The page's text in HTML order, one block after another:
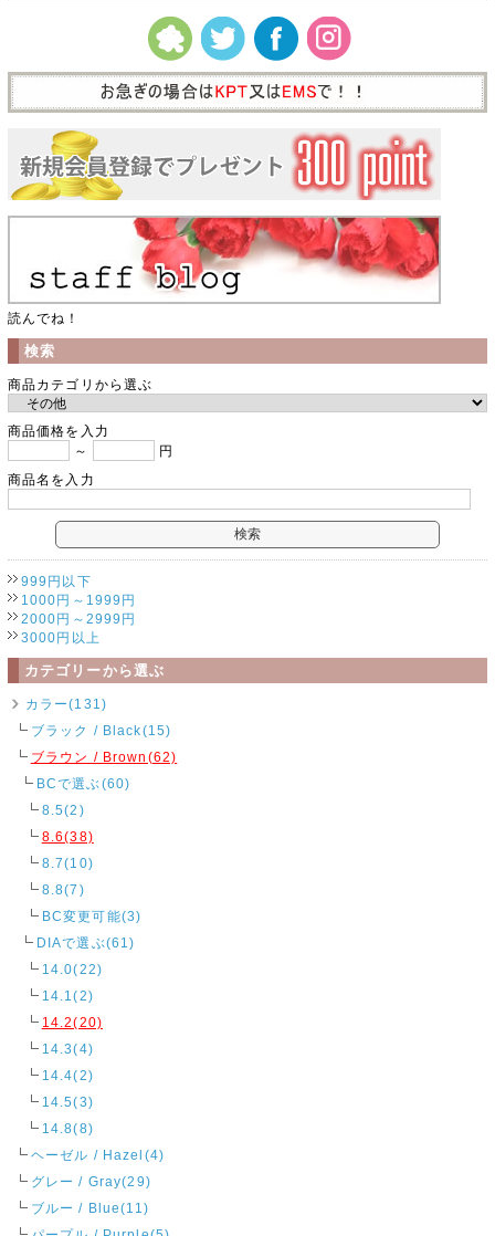
読んでね！
検索
商品カテゴリから選ぶ
商品価格を入力
～
円
商品名を入力
999円以下
1000円～1999円
2000円～2999円
3000円以上
カテゴリーから選ぶ
カラー(131)
ブラック / Black(15)
ブラウン / Brown(62)
BCで選ぶ(60)
8.5(2)
8.6(38)
8.7(10)
8.8(7)
BC変更可能(3)
DIAで選ぶ(61)
14.0(22)
14.1(2)
14.2(20)
14.3(4)
14.4(2)
14.5(3)
14.8(8)
ヘーゼル / Hazel(4)
グレー / Gray(29)
ブルー / Blue(11)